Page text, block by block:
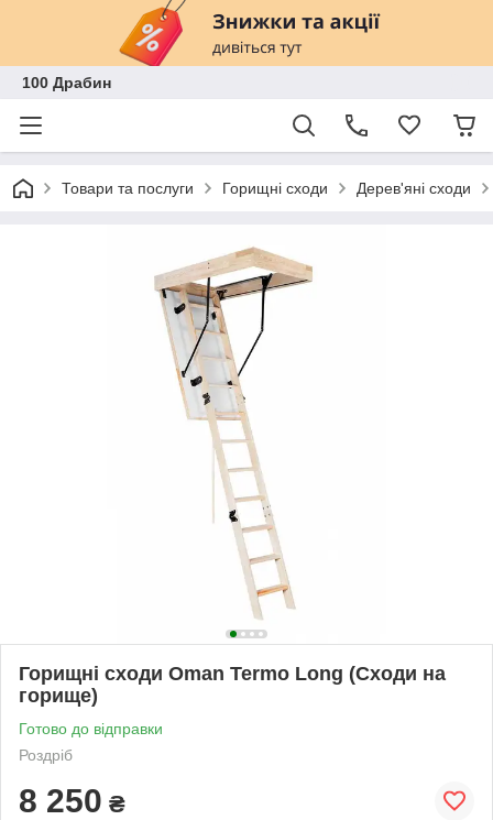
100 Драбин
Товари та послуги Горищні сходи Дерев'яні сходи
Горищні сходи Oman Termo Long (Сходи на
горище)
Готово до відправки
Роздріб
8 250 ₴